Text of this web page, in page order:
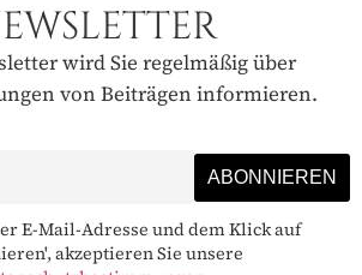
wird Sie regelmäßig über
von Beiträgen informieren.
E-Mail-Adresse und dem Klick auf
akzeptieren Sie unsere